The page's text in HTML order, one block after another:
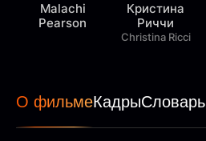
Malachi
Pearson
Кристина
Риччи
Christina Ricci
О фильмеКадрыСловарь